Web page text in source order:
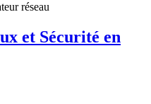
réseau
et Sécurité en